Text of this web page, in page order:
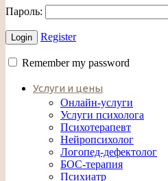
Пароль:
Register
Remember my password
Услуги и цены
Онлайн-услуги
Услуги психолога
Психотерапевт
Нейропсихолог
Логопед-дефектолог
БОС-терапия
Психиатр